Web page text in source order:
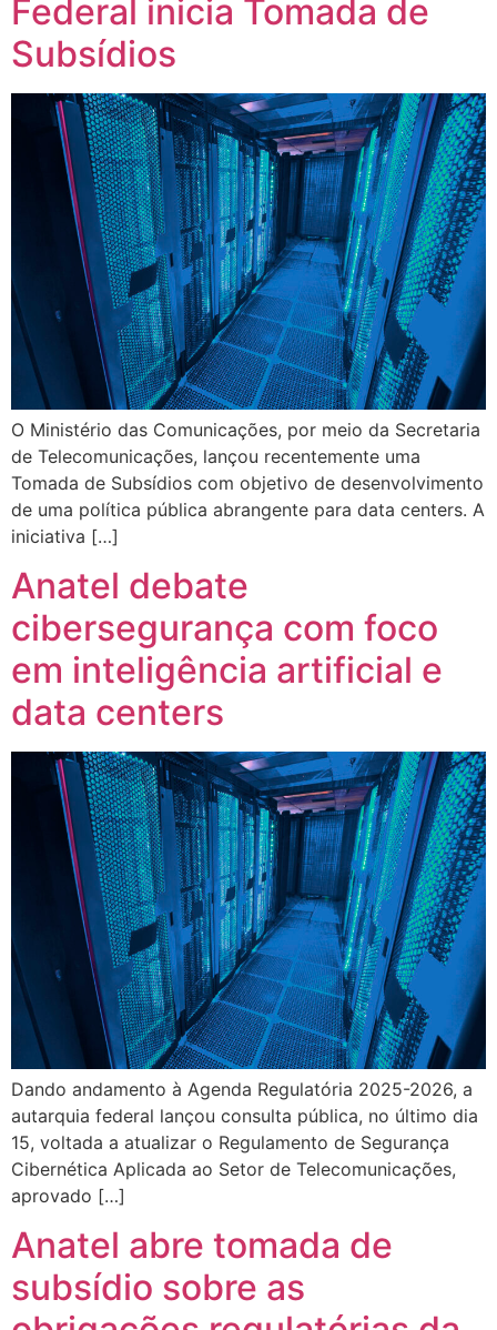
Federal inicia Tomada de
Subsídios
O Ministério das Comunicações, por meio da Secretaria
de Telecomunicações, lançou recentemente uma
Tomada de Subsídios com objetivo de desenvolvimento
de uma política pública abrangente para data centers. A
iniciativa […]
Anatel debate
cibersegurança com foco
em inteligência artificial e
data centers
Dando andamento à Agenda Regulatória 2025-2026, a
autarquia federal lançou consulta pública, no último dia
15, voltada a atualizar o Regulamento de Segurança
Cibernética Aplicada ao Setor de Telecomunicações,
aprovado […]
Anatel abre tomada de
subsídio sobre as